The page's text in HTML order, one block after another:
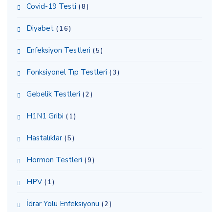
Covid-19 Testi (8)
Diyabet (16)
Enfeksiyon Testleri (5)
Fonksiyonel Tıp Testleri (3)
Gebelik Testleri (2)
H1N1 Gribi (1)
Hastalıklar (5)
Hormon Testleri (9)
HPV (1)
İdrar Yolu Enfeksiyonu (2)